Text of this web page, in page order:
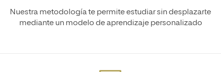
Nuestra metodología te permite estudiar sin desplazarte
mediante un modelo de aprendizaje personalizado